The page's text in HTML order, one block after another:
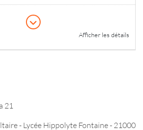
Afficher les détails
21
- Lycée Hippolyte Fontaine - 21000